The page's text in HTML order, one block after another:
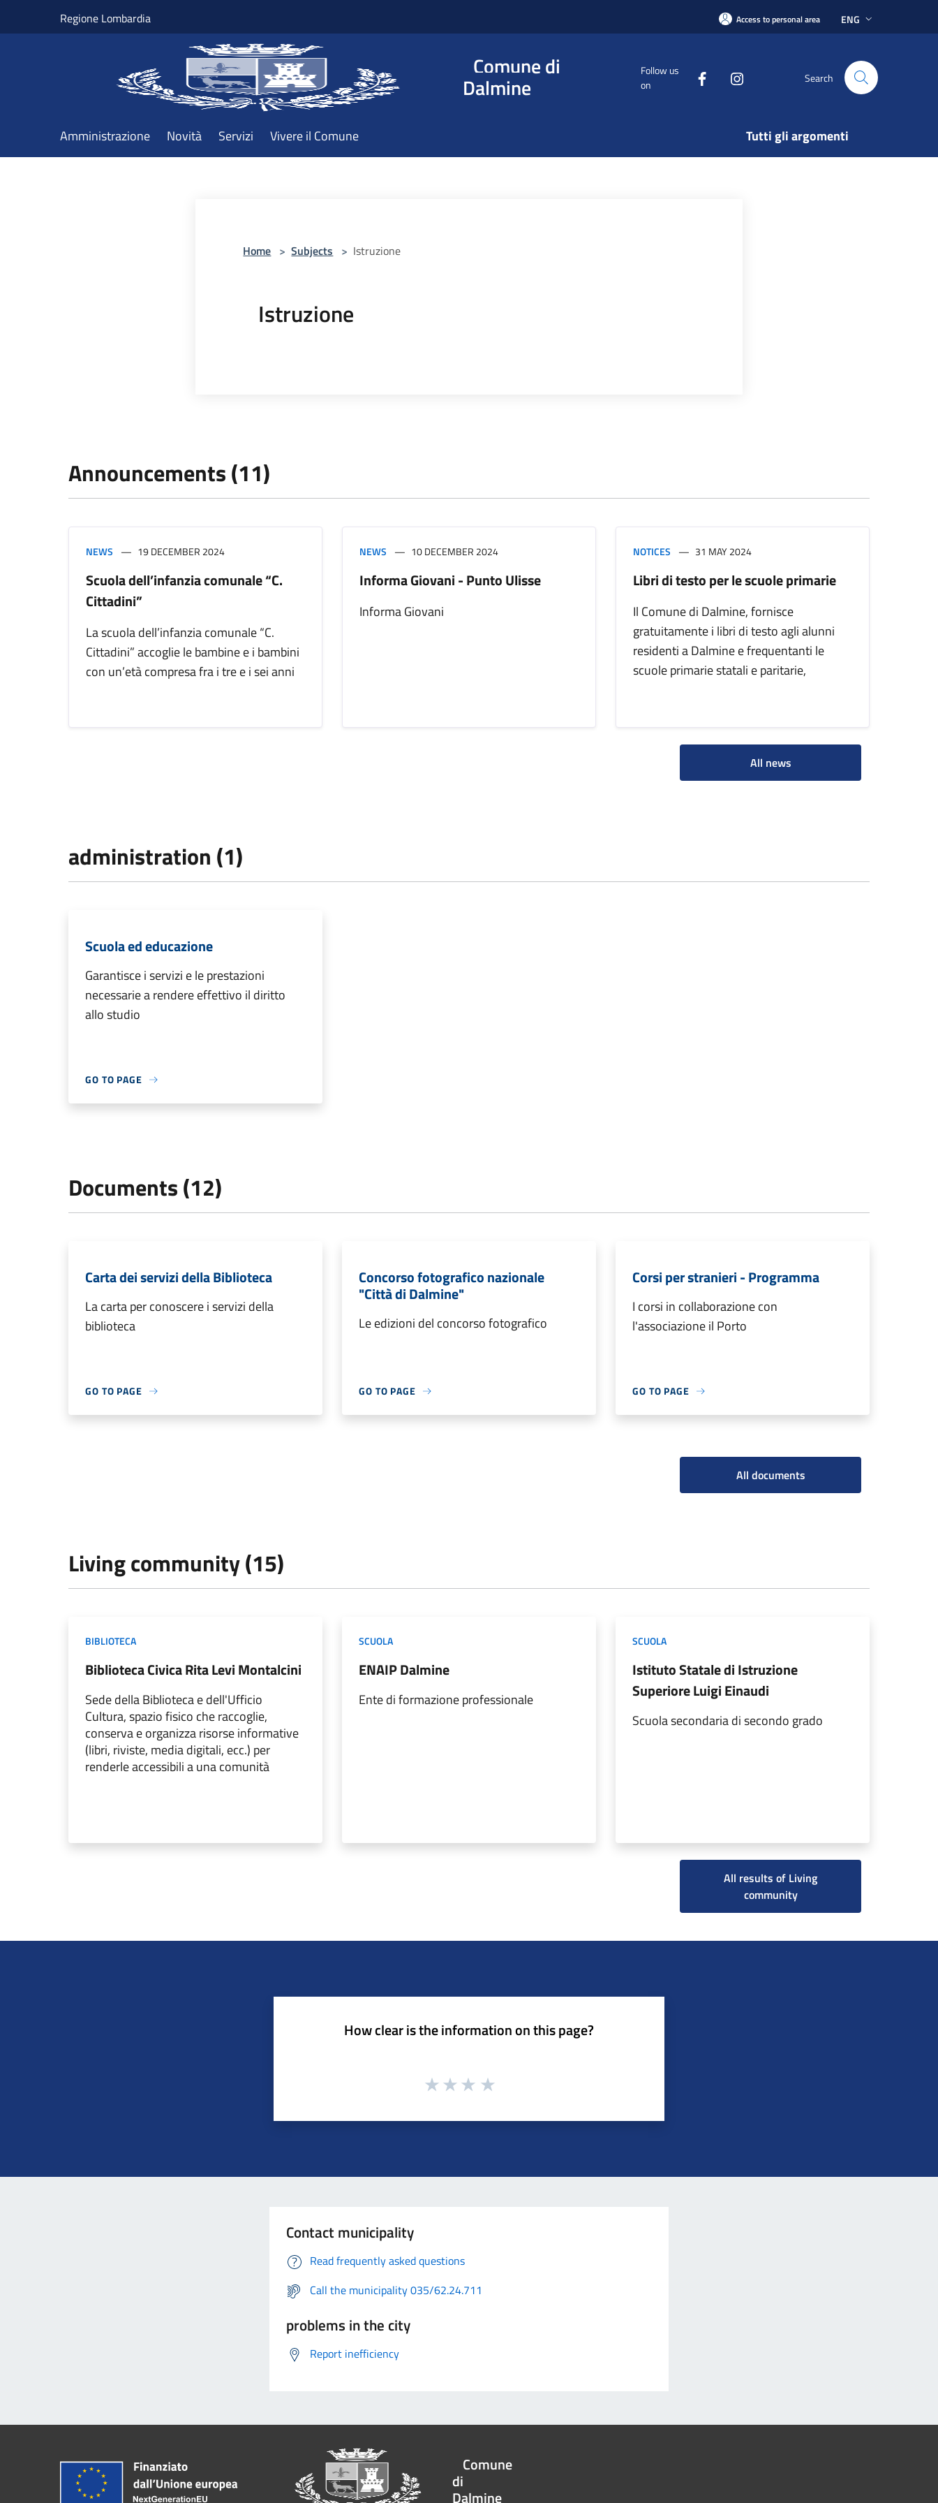
Regione Lombardia Access to personal area ENG
Comune di
Dalmine
Follow us
on
Search
Amministrazione Novità Servizi Vivere il Comune Tutti gli argomenti
Home > Subjects > Istruzione
Istruzione
Announcements (11)
NEWS 19 DECEMBER 2024
Scuola dell’infanzia comunale “C.
Cittadini”
La scuola dell’infanzia comunale “C.
Cittadini” accoglie le bambine e i bambini
con un’età compresa fra i tre e i sei anni
NEWS 10 DECEMBER 2024
Informa Giovani - Punto Ulisse
Informa Giovani
NOTICES 31 MAY 2024
Libri di testo per le scuole primarie
Il Comune di Dalmine, fornisce
gratuitamente i libri di testo agli alunni
residenti a Dalmine e frequentanti le
scuole primarie statali e paritarie,
All news
administration (1)
Scuola ed educazione
Garantisce i servizi e le prestazioni
necessarie a rendere effettivo il diritto
allo studio
GO TO PAGE
Documents (12)
Carta dei servizi della Biblioteca
La carta per conoscere i servizi della
biblioteca
GO TO PAGE
Concorso fotografico nazionale
"Città di Dalmine"
Le edizioni del concorso fotografico
GO TO PAGE
Corsi per stranieri - Programma
I corsi in collaborazione con
l'associazione il Porto
GO TO PAGE
All documents
Living community (15)
BIBLIOTECA
Biblioteca Civica Rita Levi Montalcini
Sede della Biblioteca e dell'Ufficio
Cultura, spazio fisico che raccoglie,
conserva e organizza risorse informative
(libri, riviste, media digitali, ecc.) per
renderle accessibili a una comunità
SCUOLA
ENAIP Dalmine
Ente di formazione professionale
SCUOLA
Istituto Statale di Istruzione
Superiore Luigi Einaudi
Scuola secondaria di secondo grado
All results of Living
community
How clear is the information on this page?
Contact municipality
Read frequently asked questions
Call the municipality 035/62.24.711
problems in the city
Report inefficiency
Comune
di
Dalmine